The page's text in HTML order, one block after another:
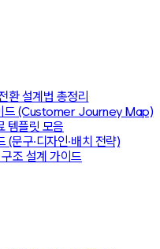
환 설계법 총정리
드 (Customer Journey Map)
템플릿 모음
문구·디자인·배치 전략)
조 설계 가이드